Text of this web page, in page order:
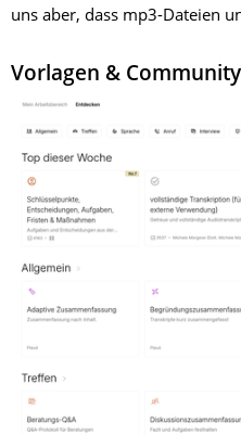
uns aber, dass mp3-Dateien
Vorlagen & Community